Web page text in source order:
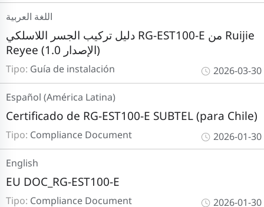
Tipo: Guía de instalación
دليل تركيب الجسر اللاسلكي RG-EST100-E من Ruijie
Reyee (الإصدار 1.0)
اللغة العربية
2026-03-30
Tipo: Compliance Document
Certificado de RG-EST100-E SUBTEL (para Chile)
Español (América Latina)
2026-01-30
Tipo: Compliance Document
EU DOC_RG-EST100-E
English
2026-01-30